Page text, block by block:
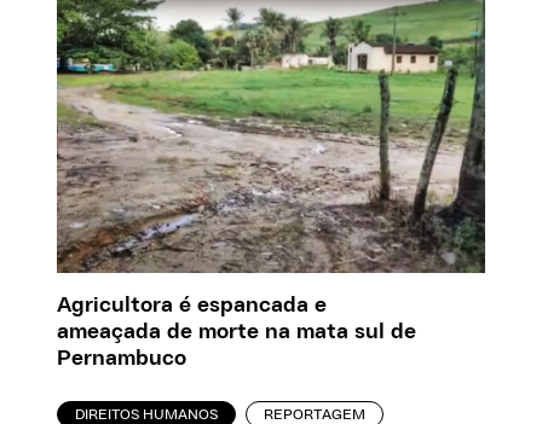
Agricultora é espancada e
ameaçada de morte na mata sul de
Pernambuco
DIREITOS HUMANOS REPORTAGEM